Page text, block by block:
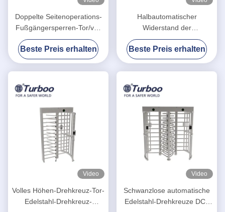
Doppelte Seitenoperations-
Fußgängersperren-Tor/voll
Höhen-Drehkreuz
Beste Preis erhalten
Halbautomatischer
Widerstand der
Zugriffskontrolldrehkreuz-
Tor-hohen Temperatur
Beste Preis erhalten
Video
Volles Höhen-Drehkreuz-Tor-
Edelstahl-Drehkreuz-
Video
Schwanzlose automatische
Edelstahl-Drehkreuze DCs